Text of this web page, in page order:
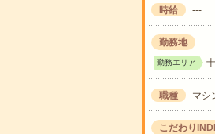
時給 ---
勤務地
勤務エリア
職種 マシ
こだわり